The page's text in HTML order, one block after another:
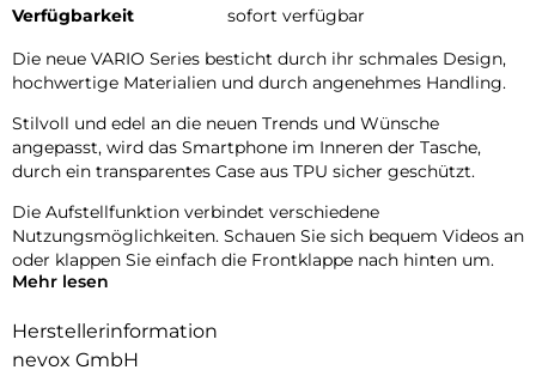
Verfügbarkeit
sofort verfügbar
Die neue VARIO Series besticht durch ihr schmales Design,
hochwertige Materialien und durch angenehmes Handling.
Stilvoll und edel an die neuen Trends und Wünsche
angepasst, wird das Smartphone im Inneren der Tasche,
durch ein transparentes Case aus TPU sicher geschützt.
Die Aufstellfunktion verbindet verschiedene
Nutzungsmöglichkeiten. Schauen Sie sich bequem Videos an
oder klappen Sie einfach die Frontklappe nach hinten um.
Bedienung kinderleicht und die Schutzhülle öffnet sich nicht
ungewollt.
Mehr lesen
Herstellerinformation
nevox GmbH